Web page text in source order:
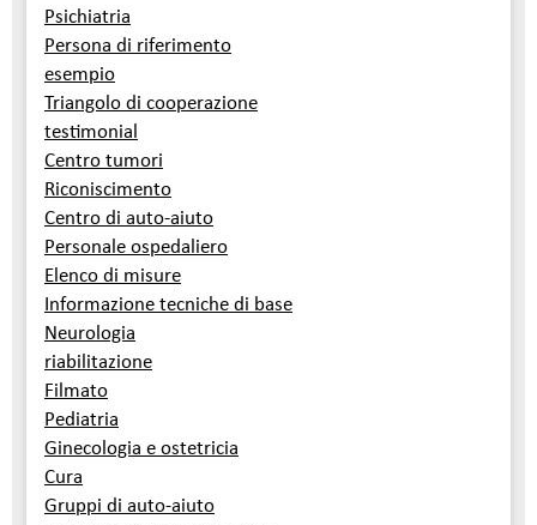
Psichiatria
Persona di riferimento
esempio
Triangolo di cooperazione
testimonial
Centro tumori
Riconiscimento
Centro di auto-aiuto
Personale ospedaliero
Elenco di misure
Informazione tecniche di base
Neurologia
riabilitazione
Filmato
Pediatria
Ginecologia e ostetricia
Cura
Gruppi di auto-aiuto